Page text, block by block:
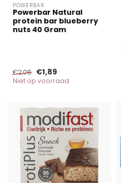
POWERBAR
Powerbar Natural
protein bar blueberry
nuts 40 Gram
€2,08 €1,89
Niet op voorraad